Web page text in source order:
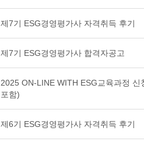
제7기 ESG경영평가사 자격취득 후기
제7기 ESG경영평가사 합격자공고
2025 ON-LINE WITH ESG교육과정
포함)
제6기 ESG경영평가사 자격취득 후기